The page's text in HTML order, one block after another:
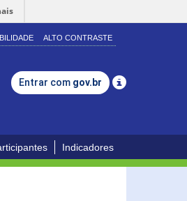
ALTO CONTRASTE
Entrar com gov.br
Indicadores